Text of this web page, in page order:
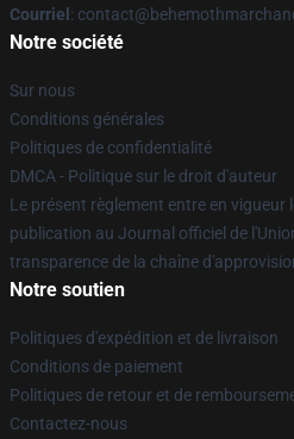
Courriel :
Notre société
Sur nous
Conditions générales
Politiques de confidentialité
DMCA - Politique sur le droit d'auteur
Le présent règlement entre en vigueur
publication au Journal officiel de
transparence de la chaîne
Notre soutien
Politiques d'expédition et de livraison
Conditions de paiement
Politiques de retour et de
Contactez-nous